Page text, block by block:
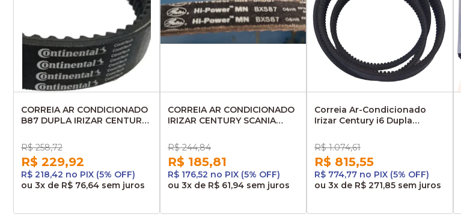
CORREIA AR CONDICIONADO
B87 DUPLA IRIZAR CENTURY
/380/124/114/MBB RS/RSD
AHCB87D 2BX87
R$ 258,72
R$ 229,92
R$ 218,42 no PIX (5% OFF)
ou 3x de R$ 76,64 sem juros
CORREIA AR CONDICIONADO
IRIZAR CENTURY SCANIA
RS/RSD BX87
R$ 244,84
R$ 185,81
R$ 176,52 no PIX (5% OFF)
ou 3x de R$ 61,94 sem juros
Correia Ar-Condicionado
Irizar Century i6 Dupla
R$ 1.074,61
R$ 815,55
R$ 774,77 no PIX (5% OFF)
ou 3x de R$ 271,85 sem juros